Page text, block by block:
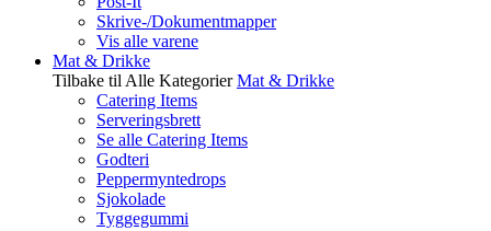
Skrive-/Dokumentmapper
Vis alle varene
Mat & Drikke
Tilbake til Alle Kategorier Mat & Drikke
Catering Items
Serveringsbrett
Se alle Catering Items
Godteri
Peppermyntedrops
Sjokolade
Tyggegummi